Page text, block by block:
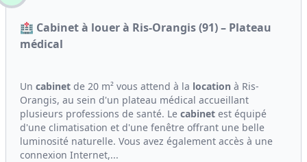
🏥 Cabinet à louer à Ris-Orangis (91) – Plateau
médical
Un cabinet de 20 m² vous attend à la location à Ris-
Orangis, au sein d'un plateau médical accueillant
plusieurs professions de santé. Le cabinet est équipé
d'une climatisation et d'une fenêtre offrant une belle
luminosité naturelle. Vous avez également accès à une
connexion Internet,...